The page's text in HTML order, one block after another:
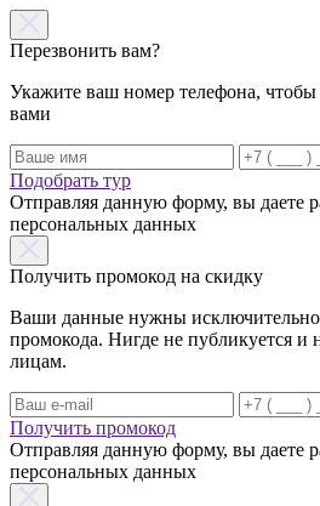
Перезвонить вам?
Укажите ваш номер телефона, чтобы
вами
Подобрать тур
Отправляя данную форму, вы даете
персональных данных
Получить промокод на скидку
Ваши данные нужны исключительно
промокода. Нигде не публикуется и
лицам.
Получить промокод
Отправляя данную форму, вы даете
персональных данных